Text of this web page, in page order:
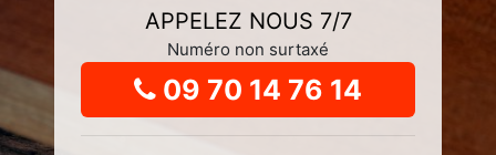
APPELEZ NOUS 7/7
Numéro non surtaxé
09 70 14 76 14